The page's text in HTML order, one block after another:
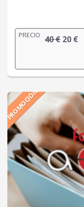
PRECIO 40€ E
r
c
i
o
o
r
i
g
i
n
a
20 €E
r
c
o
a
c
t
u
a
l
e
PROMOCIÓN